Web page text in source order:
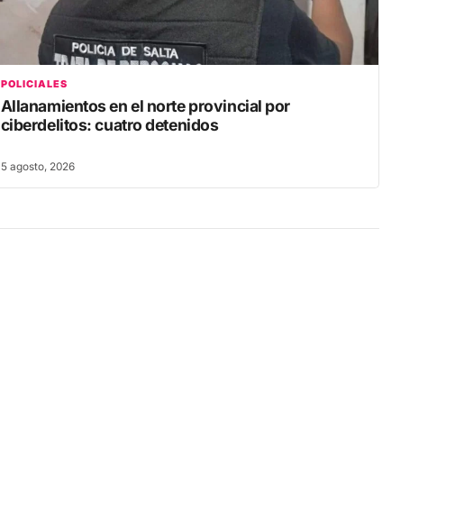
POLICIALES
Allanamientos en el norte provincial por
ciberdelitos: cuatro detenidos
5 agosto, 2026